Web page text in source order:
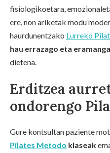
fisiologikoetara,
ere, non ariketak modu
haurdunentzako Lurreko
hau errazago eta
dietena.
Erditzea
ondorengo
Gure kontsultan paziente
Pilates Metodo klaseak